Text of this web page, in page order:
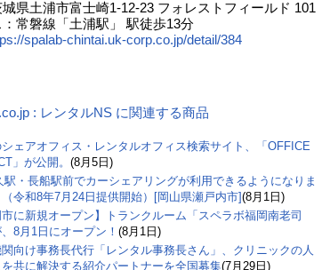
県土浦市富士崎1-12-23 フォレストフィールド 101
常磐線「土浦駅」 駅徒歩13分
spalab-chintai.uk-corp.co.jp/detail/384
: レンタルNS に関連する商品
ェアオフィス・レンタルオフィス検索サイト、「OFFICE
」が公開。 (8月5日)
駅・長船駅前でカーシェアリングが利用できるようになりま
（令和8年7月24日提供開始）[岡山県瀬戸内市](8月1日)
市に新規オープン】トランクルーム「スペラボ福岡南老司
8月1日にオープン！ (8月1日)
向け事務長代行「レンタル事務長さん」、クリニックの人
共に解決する紹介パートナーを全国募集(7月29日)